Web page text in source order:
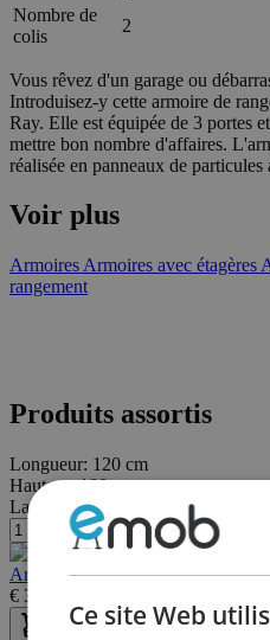
Nombre de
colis
2
Vous rêvez d'un garage ou
Introduisez-y cette armoire de
Ray. Elle est équipée de 3 portes
mettre bon nombre d'affaires.
réalisée en panneaux de
Voir plus
Armoires Armoires avec étagères
rangement
Produits assortis
Longueur: 120 cm
Hauteur:180 cm
Largeur/profondeur:
54 cm
Armoire Ray 120cm avec 3 portes
€ 365,00
Ce site Web